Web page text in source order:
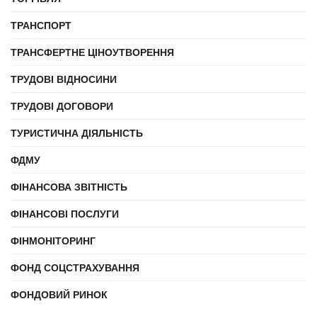
ТРАНСПОРТ
ТРАНСФЕРТНЕ ЦІНОУТВОРЕННЯ
ТРУДОВІ ВІДНОСИНИ
ТРУДОВІ ДОГОВОРИ
ТУРИСТИЧНА ДІЯЛЬНІСТЬ
ФДМУ
ФІНАНСОВА ЗВІТНІСТЬ
ФІНАНСОВІ ПОСЛУГИ
ФІНМОНІТОРИНГ
ФОНД СОЦСТРАХУВАННЯ
ФОНДОВИЙ РИНОК